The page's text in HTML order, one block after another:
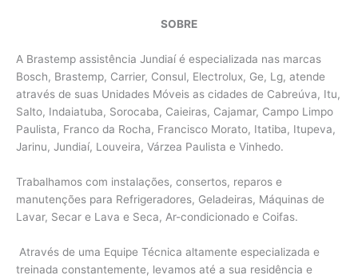
SOBRE
A Brastemp assistência Jundiaí é especializada nas marcas
Bosch, Brastemp, Carrier, Consul, Electrolux, Ge, Lg, atende
através de suas Unidades Móveis as cidades de Cabreúva, Itu,
Salto, Indaiatuba, Sorocaba, Caieiras, Cajamar, Campo Limpo
Paulista, Franco da Rocha, Francisco Morato, Itatiba, Itupeva,
Jarinu, Jundiaí, Louveira, Várzea Paulista e Vinhedo.
Trabalhamos com instalações, consertos, reparos e
manutenções para Refrigeradores, Geladeiras, Máquinas de
Lavar, Secar e Lava e Seca, Ar-condicionado e Coifas.
Através de uma Equipe Técnica altamente especializada e
treinada constantemente, levamos até a sua residência e